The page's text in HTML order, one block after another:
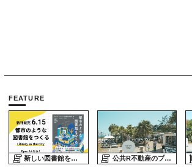
FEATURE
新しい図書館をめぐる旅 公共R不動産のプロジェクトスタディ